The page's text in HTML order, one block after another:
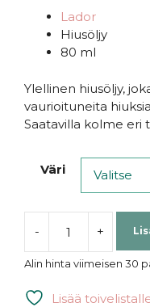
Lador
Hiusöljy
80 ml
Ylellinen hiusöljy,
vaurioituneita
Saatavilla kolme eri
Väri
-
Lador
|
Hair
+
Alin hinta viimeisen 30
Lisää